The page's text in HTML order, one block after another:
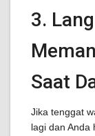
3.
Saat
Jika tenggat
lagi dan Anda